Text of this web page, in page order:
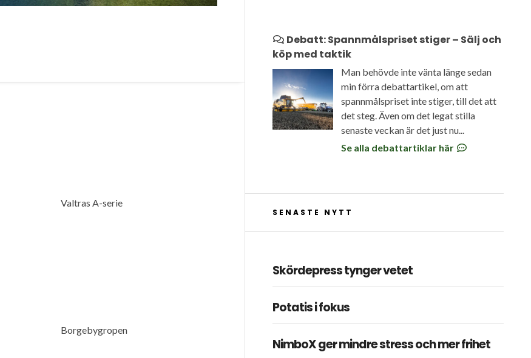
Valtras A-serie
Borgebygropen
Debatt: Spannmålspriset stiger – Sälj och
köp med taktik
Man behövde inte vänta länge sedan
min förra debattartikel, om att
spannmålspriset inte stiger, till det att
det steg. Även om det legat stilla
senaste veckan är det just nu...
Se alla debattartiklar här
SENASTE NYTT
Skördepress tynger vetet
Potatis i fokus
NimboX ger mindre stress och mer frihet